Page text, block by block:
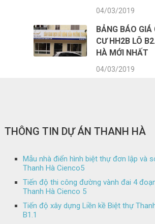
04/03/2019
BẢNG BÁO GIÁ
CƯ HH2B LÔ
HÀ MỚI NHẤT
04/03/2019
THÔNG TIN DỰ ÁN THANH HÀ
Mẫu nhà điển hình biệt thự đơn lập và
Thanh Hà Cienco5
Tiến độ thi công đường vành đai 4
Thanh Hà Cienco 5
Tiến độ xây dựng Liền kề Biệt thự
B1.1